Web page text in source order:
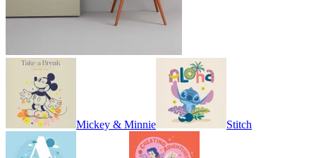
Mickey & Minnie Stitch